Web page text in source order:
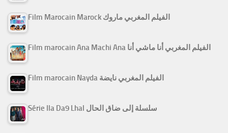
Film Marocain Marock الفيلم المغربي ماروك
Film marocain Ana Machi Ana الفيلم المغربي أنا ماشي أنا
Film marocain Nayda الفيلم المغربي نايضة
Série Ila Da9 Lhal سلسلة إلى ضاق الحال